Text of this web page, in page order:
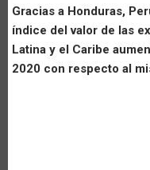
Gracias a Honduras,
índice del valor de las
Latina y el Caribe
2020 con respecto al